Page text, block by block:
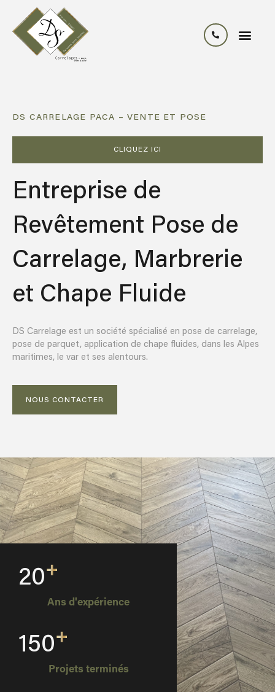
DS CARRELAGE PACA – VENTE ET POSE
CLIQUEZ ICI
Entreprise de
Revêtement Pose de
Carrelage, Marbrerie
et Chape Fluide
DS Carrelage est un société spécialisé en pose de carrelage,
pose de parquet, application de chape fluides, dans les Alpes
maritimes, le var et ses alentours.
NOUS CONTACTER
Ans d'expérience
20+
Projets terminés
150+